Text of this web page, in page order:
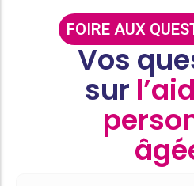
FOIRE AUX
Vos
sur